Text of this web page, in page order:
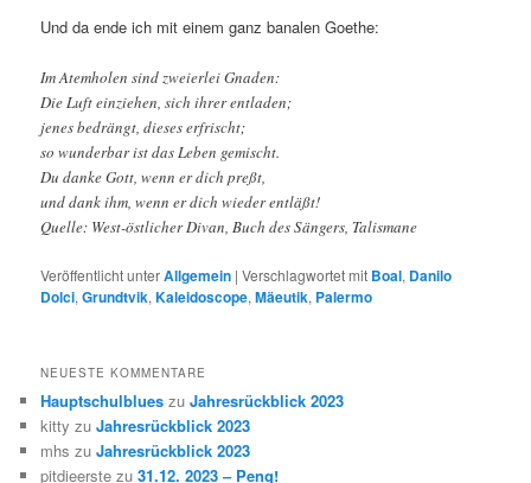
Und da ende ich mit einem ganz banalen Goethe:
Im Atemholen sind zweierlei Gnaden:
Die Luft einziehen, sich ihrer entladen;
jenes bedrängt, dieses erfrischt;
so wunderbar ist das Leben gemischt.
Du danke Gott, wenn er dich preßt,
und dank ihm, wenn er dich wieder entläßt!
Quelle: West-östlicher Divan, Buch des Sängers, Talismane
Veröffentlicht unterAllgemein |Verschlagwortet mit Boal, Danilo
Dolci,Grundtvik,Kaleidoscope,Mäeutik, Palermo
NEUESTE KOMMENTARE
Hauptschulblues zuJahresrückblick 2023
kitty zuJahresrückblick 2023
mhs zuJahresrückblick 2023
pitdieerste zu31.12. 2023 – Peng!